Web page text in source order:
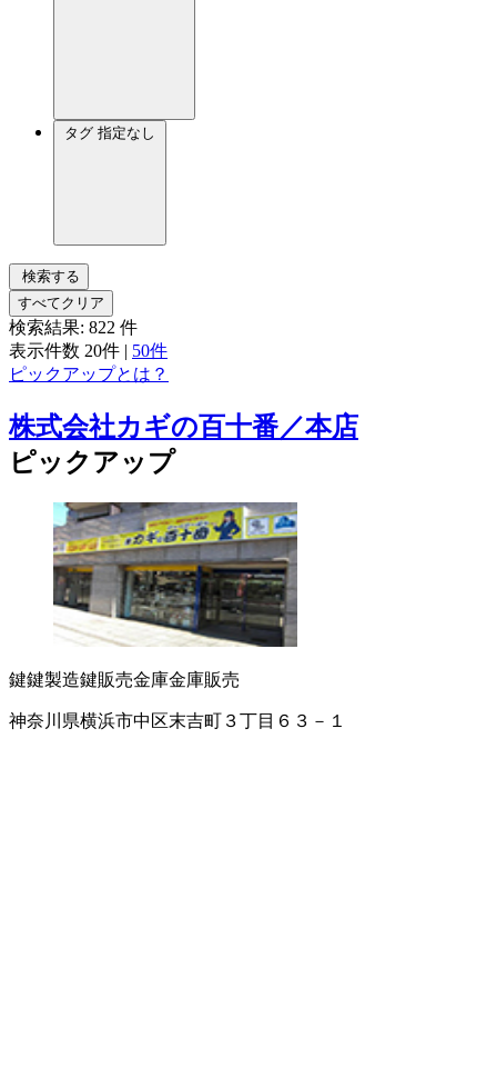
タグ 指定なし
検索する
すべてクリア
検索結果: 822 件
表示件数 20件 | 50件
ピックアップとは？
株式会社カギの百十番／本店
ピックアップ
鍵鍵製造鍵販売金庫金庫販売
神奈川県横浜市中区末吉町３丁目６３－１